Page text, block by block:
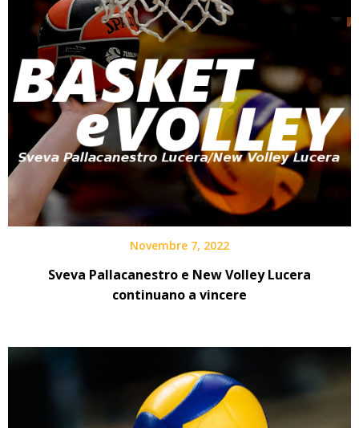
Novembre 7, 2022
Sveva Pallacanestro e New Volley Lucera
continuano a vincere